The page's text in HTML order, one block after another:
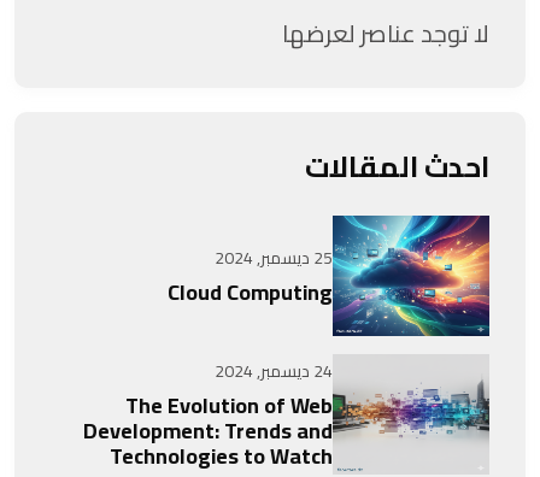
لا توجد عناصر لعرضها
احدث المقالات
25 ديسمبر, 2024
Cloud Computing
24 ديسمبر, 2024
The Evolution of Web
Development: Trends and
Technologies to Watch